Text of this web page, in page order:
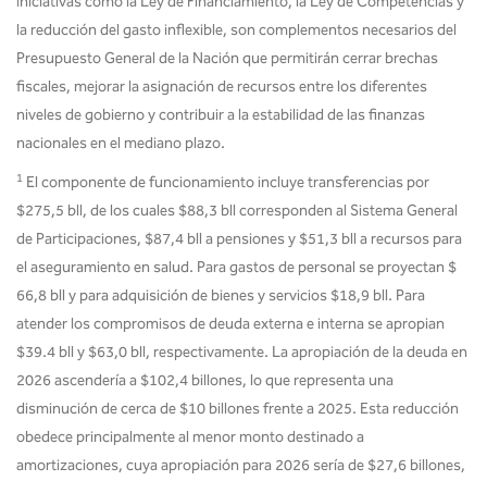
la reducción del gasto inflexible, son complementos necesarios del
Presupuesto General de la Nación que permitirán cerrar brechas
fiscales, mejorar la asignación de recursos entre los diferentes
niveles de gobierno y contribuir a la estabilidad de las finanzas
nacionales en el mediano plazo.
1 El componente de funcionamiento incluye transferencias por
$275,5 bll, de los cuales $88,3 bll corresponden al Sistema General
de Participaciones, $87,4 bll a pensiones y $51,3 bll a recursos para
el aseguramiento en salud. Para gastos de personal se proyectan $
66,8 bll y para adquisición de bienes y servicios $18,9 bll. Para
atender los compromisos de deuda externa e interna se apropian
$39.4 bll y $63,0 bll, respectivamente. La apropiación de la deuda en
2026 ascendería a $102,4 billones, lo que representa una
disminución de cerca de $10 billones frente a 2025. Esta reducción
obedece principalmente al menor monto destinado a
amortizaciones, cuya apropiación para 2026 sería de $27,6 billones,